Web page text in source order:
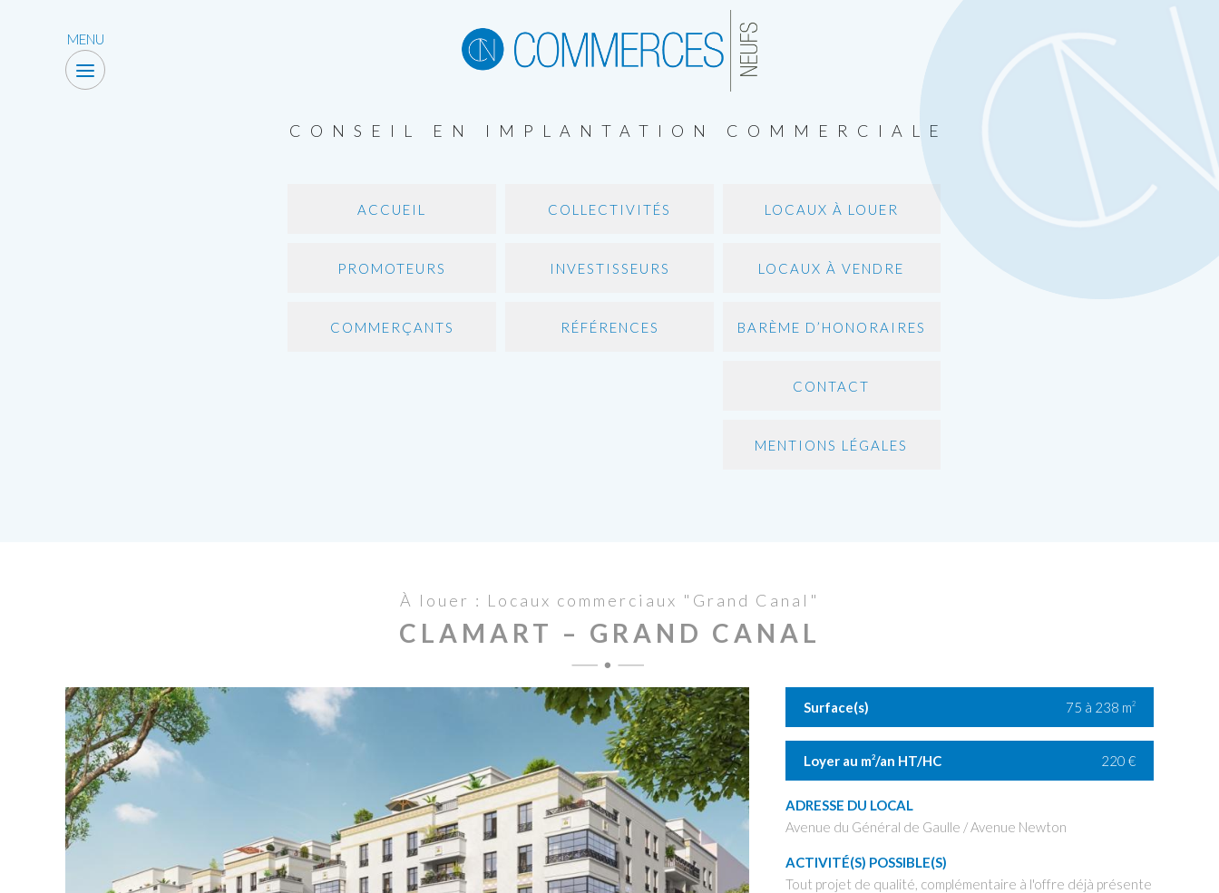
MENU
CONSEIL EN IMPLANTATION COMMERCIALE
ACCUEIL COLLECTIVITÉS
PROMOTEURS INVESTISSEURS
COMMERÇANTS RÉFÉRENCES
LOCAUX À LOUER
LOCAUX À VENDRE
BARÈME D’HONORAIRES
CONTACT
MENTIONS LÉGALES
À louer : Locaux commerciaux "Grand Canal"
CLAMART – GRAND CANAL
Surface(s) 75 à 238 m2
Loyer au m2/an HT/HC 220 €
ADRESSE DU LOCAL
Avenue du Général de Gaulle / Avenue Newton
ACTIVITÉ(S) POSSIBLE(S)
Tout projet de qualité, complémentaire à l'offre déjà présente